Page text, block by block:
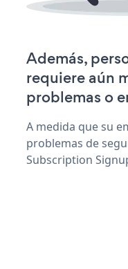
Además,
requiere aún
problemas o
A medida que su
problemas de
Subscription